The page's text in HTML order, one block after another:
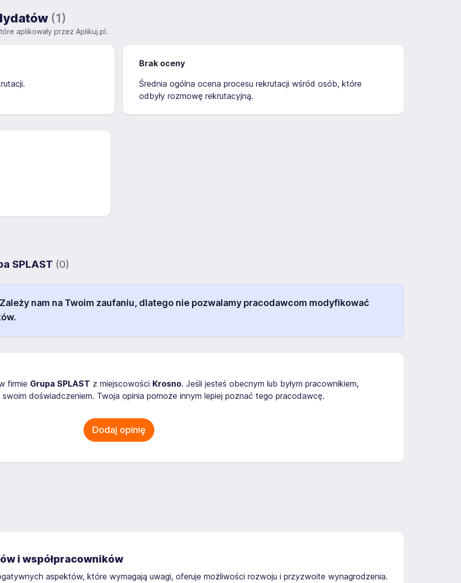
(1)
aplikowały przez Aplikuj.pl.
Brak oceny
Średnia ogólna ocena procesu rekrutacji wśród osób, które
odbyły rozmowę rekrutacyjną.
SPLAST (0)
nam na Twoim zaufaniu, dlatego nie pozwalamy pracodawcom modyfikować
firmie Grupa SPLAST z miejscowości Krosno. Jeśli jesteś obecnym lub byłym pracownikiem,
doświadczeniem. Twoja opinia pomoże innym lepiej poznać tego pracodawcę.
Dodaj opinię
i współpracowników
aspektów, które wymagają uwagi, oferuje możliwości rozwoju i przyzwoite wynagrodzenia.